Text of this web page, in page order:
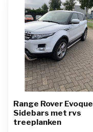
Range Rover Evoque
Sidebars met rvs
treeplanken